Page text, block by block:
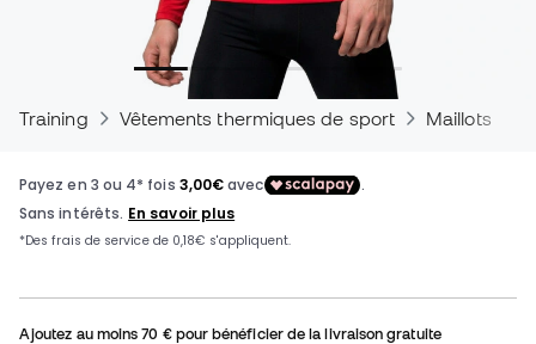
Training Vêtements thermiques de sport Maillots
Ajoutez au moins70 €pour bénéficier de la livraison gratuite